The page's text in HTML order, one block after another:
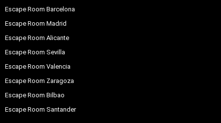
Escape Room Barcelona
Escape Room Madrid
Escape Room Alicante
Escape Room Sevilla
Escape Room Valencia
Escape Room Zaragoza
Escape Room Bilbao
Escape Room Santander